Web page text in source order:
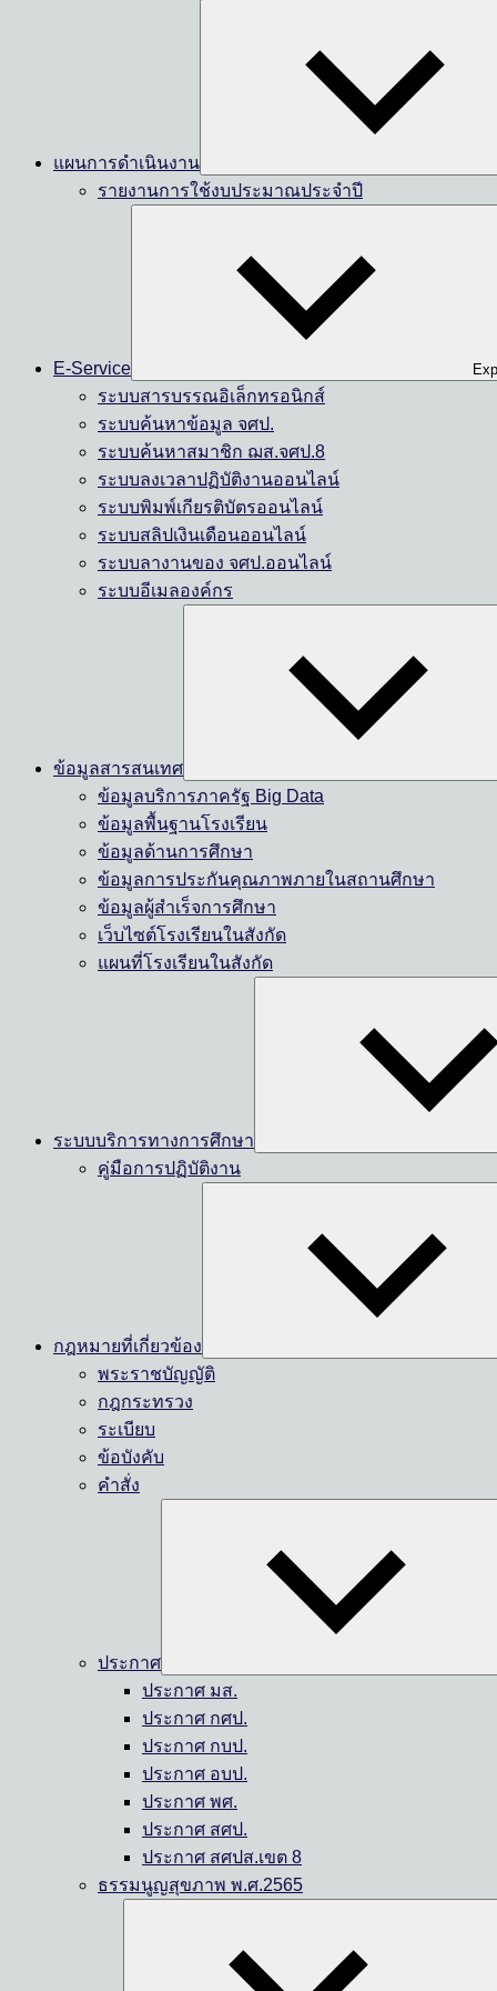
แผนการดำเนินงาน
รายงานการใช้งบประมาณประจำปี
E-Service
ระบบสารบรรณอิเล็กทรอนิกส์
ระบบค้นหาข้อมูล จศป.
ระบบค้นหาสมาชิก ฌส.จศป.8
ระบบลงเวลาปฏิบัติงานออนไลน์
ระบบพิมพ์เกียรติบัตรออนไลน์
ระบบสลิปเงินเดือนออนไลน์
ระบบลางานของ จศป.ออนไลน์
ระบบอีเมลองค์กร
ข้อมูลสารสนเทศ
ข้อมูลบริการภาครัฐ Big Data
ข้อมูลพื้นฐานโรงเรียน
ข้อมูลด้านการศึกษา
ข้อมูลการประกันคุณภาพภายในสถานศึกษา
ข้อมูลผู้สำเร็จการศึกษา
เว็บไซต์โรงเรียนในสังกัด
แผนที่โรงเรียนในสังกัด
ระบบบริการทางการศึกษา
คู่มือการปฏิบัติงาน
กฎหมายที่เกี่ยวข้อง
พระราชบัญญัติ
กฎกระทรวง
ระเบียบ
ข้อบังคับ
คำสั่ง
ประกาศ
ประกาศ มส.
ประกาศ กศป.
ประกาศ กบป.
ประกาศ อบป.
ประกาศ พศ.
ประกาศ สศป.
ประกาศ สศปส.เขต 8
ธรรมนูญสุขภาพ พ.ศ.2565